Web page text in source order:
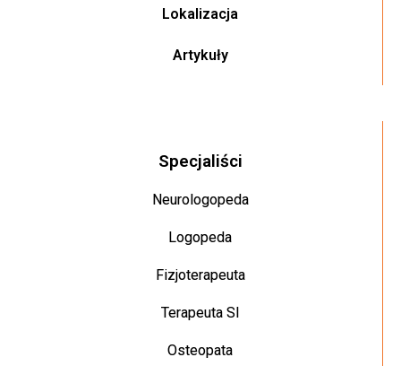
Lokalizacja
Artykuły
Specjaliści
Neurologopeda
Logopeda
Fizjoterapeuta
Terapeuta SI
Osteopata